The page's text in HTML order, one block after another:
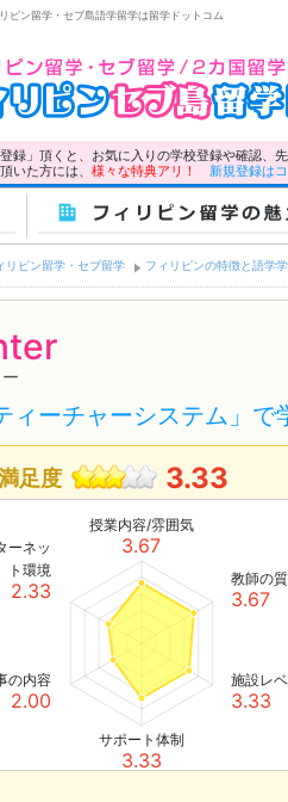
ピン留学・セブ島語学留学は留学ドットコム
登録」頂くと、お気に入りの学校登録や確認、
いた方には、 様々な特典アリ！
新規登録は
フィリピン留学の魅力
リピン留学・セブ留学 フィリピンの特徴と語学
ィーチャーシステム」
足度 3.33
授業内容/雰囲気
3.67
教師の質
3.67
施設レ
3.33
サポート体制
3.33
の内容
2.00
ーネッ
ト環境
2.33